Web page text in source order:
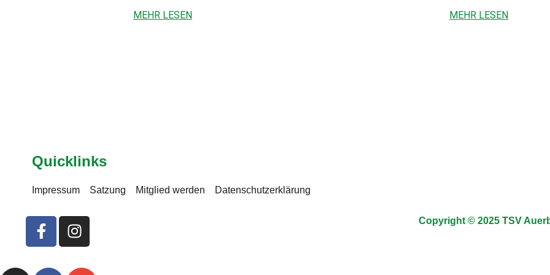
MEHR LESEN MEHR LESEN
Quicklinks
Impressum Satzung Mitglied werden Datenschutzerklärung
Copyright © 2025 TSV